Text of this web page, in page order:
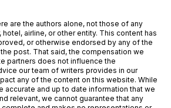
are the authors alone, not those of any
airline, or other entity. This content has
or otherwise endorsed by any of the
post. That said, the compensation we
partners does not influence the
our team of writers provides in our
any of the content on this website. While
accurate and up to date information that we
relevant, we cannot guarantee that any